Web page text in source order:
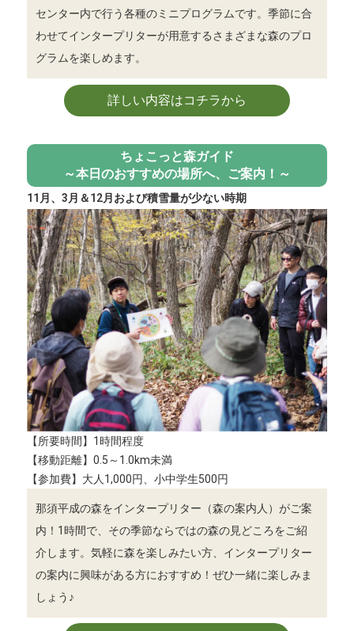
センター内で行う各種のミニプログラムです。季節に合
わせてインタープリターが用意するさまざまな森のプロ
グラムを楽しめます。
詳しい内容はコチラから
ちょこっと森ガイド
～本日のおすすめの場所へ、ご案内！～
11月、3月＆12月および積雪量が少ない時期
【所要時間】1時間程度
【移動距離】0.5～1.0km未満
【参加費】大人1,000円、小中学生500円
那須平成の森をインタープリター（森の案内人）がご案
内！1時間で、その季節ならではの森の見どころをご紹
介します。気軽に森を楽しみたい方、インタープリター
の案内に興味がある方におすすめ！ぜひ一緒に楽しみま
しょう♪